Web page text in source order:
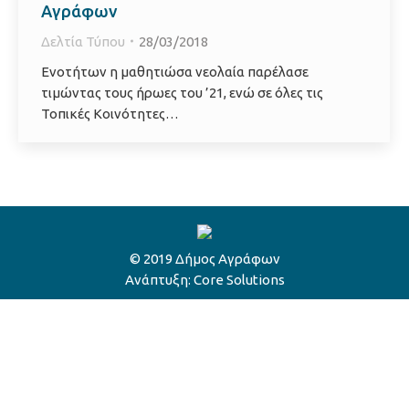
Αγράφων
Δελτία Τύπου
28/03/2018
Ενοτήτων η μαθητιώσα νεολαία παρέλασε
τιμώντας τους ήρωες του ’21, ενώ σε όλες τις
Τοπικές Κοινότητες…
© 2019 Δήμος Αγράφων
Ανάπτυξη: Core Solutions